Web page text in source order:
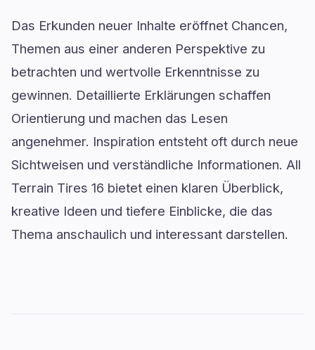
Das Erkunden neuer Inhalte eröffnet Chancen,
Themen aus einer anderen Perspektive zu
betrachten und wertvolle Erkenntnisse zu
gewinnen. Detaillierte Erklärungen schaffen
Orientierung und machen das Lesen
angenehmer. Inspiration entsteht oft durch neue
Sichtweisen und verständliche Informationen. All
Terrain Tires 16 bietet einen klaren Überblick,
kreative Ideen und tiefere Einblicke, die das
Thema anschaulich und interessant darstellen.